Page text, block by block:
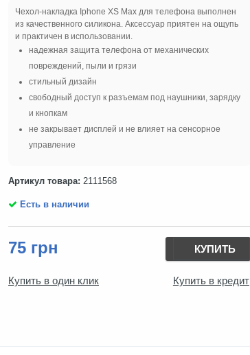
Чехол-накладка Iphone XS Max для телефона выполнен
из качественного силикона. Аксессуар приятен на ощупь
и практичен в использовании.
надежная защита телефона от механических
повреждений, пыли и грязи
стильный дизайн
свободный доступ к разъемам под наушники, зарядку
и кнопкам
не закрывает дисплей и не влияет на сенсорное
управление
Артикул товара: 2111568
Есть в наличии
75 грн КУПИТЬ
Купить в один клик Купить в кредит